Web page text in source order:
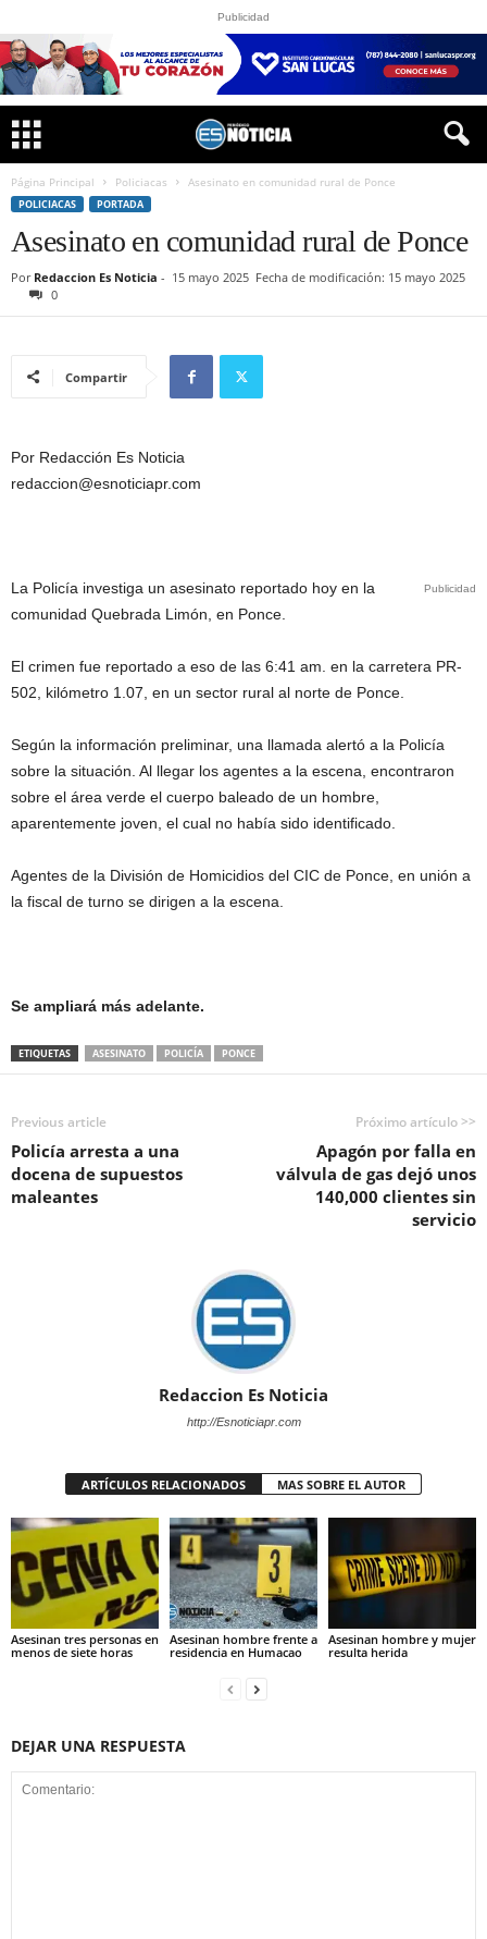
Publicidad
Página Principal Policiacas Asesinato en comunidad rural de Ponce
POLICIACAS PORTADA
Asesinato en comunidad rural de Ponce
Por Redaccion Es Noticia - 15 mayo 2025 Fecha de modificación: 15 mayo 2025
0
Compartir
Por Redacción Es Noticia
redaccion@esnoticiapr.com
Publicidad
La Policía investiga un asesinato reportado hoy en la
comunidad Quebrada Limón, en Ponce.
El crimen fue reportado a eso de las 6:41 am. en la carretera PR-
502, kilómetro 1.07, en un sector rural al norte de Ponce.
Según la información preliminar, una llamada alertó a la Policía
sobre la situación. Al llegar los agentes a la escena, encontraron
sobre el área verde el cuerpo baleado de un hombre,
aparentemente joven, el cual no había sido identificado.
Agentes de la División de Homicidios del CIC de Ponce, en unión a
la fiscal de turno se dirigen a la escena.
Se ampliará más adelante.
ETIQUETAS ASESINATO POLICÍA PONCE
Previous article
Policía arresta a una
docena de supuestos
maleantes
Próximo artículo >>
Apagón por falla en
válvula de gas dejó unos
140,000 clientes sin
servicio
Redaccion Es Noticia
http://Esnoticiapr.com
ARTÍCULOS RELACIONADOS MAS SOBRE EL AUTOR
Asesinan tres personas en
menos de siete horas
Asesinan hombre frente a
residencia en Humacao
Asesinan hombre y mujer
resulta herida
DEJAR UNA RESPUESTA